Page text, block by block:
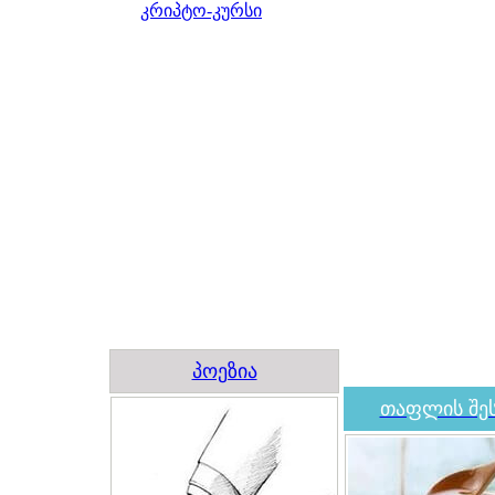
კრიპტო-კურსი
პოეზია
თაფლის